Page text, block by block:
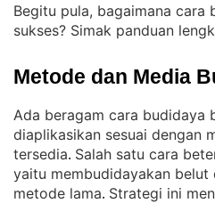
Begitu pula, bagaimana cara
sukses? Simak panduan
Metode dan Media
Ada beragam cara budidaya
diaplikasikan sesuai dengan
tersedia. Salah satu cara
yaitu membudidayakan
metode lama. Strategi ini